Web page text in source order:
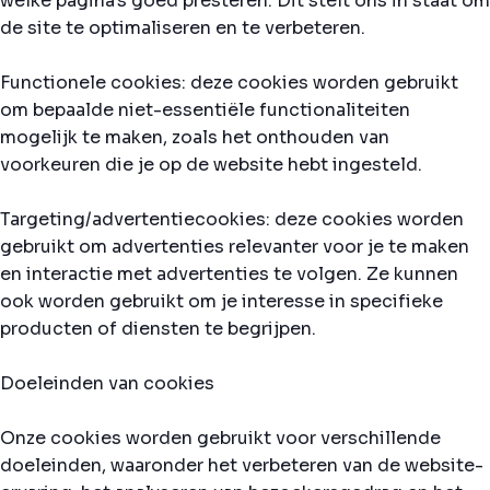
de site te optimaliseren en te verbeteren.
Functionele cookies: deze cookies worden gebruikt
om bepaalde niet-essentiële functionaliteiten
mogelijk te maken, zoals het onthouden van
voorkeuren die je op de website hebt ingesteld.
Targeting/advertentiecookies: deze cookies worden
gebruikt om advertenties relevanter voor je te maken
en interactie met advertenties te volgen. Ze kunnen
ook worden gebruikt om je interesse in specifieke
producten of diensten te begrijpen.
Doeleinden van cookies
Onze cookies worden gebruikt voor verschillende
doeleinden, waaronder het verbeteren van de website-